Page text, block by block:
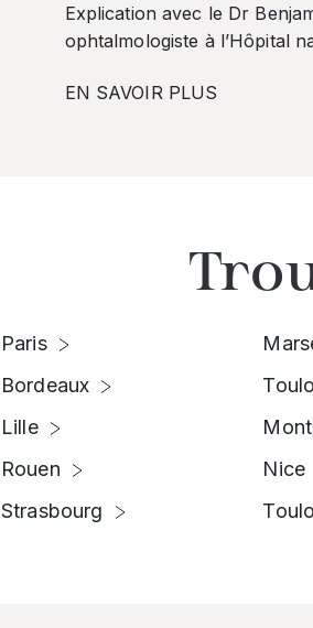
Explication avec le Dr
ophtalmologiste à l’Hôpital
EN SAVOIR PLUS
Paris
Bordeaux
Lille
Rouen
Strasbourg
Nice